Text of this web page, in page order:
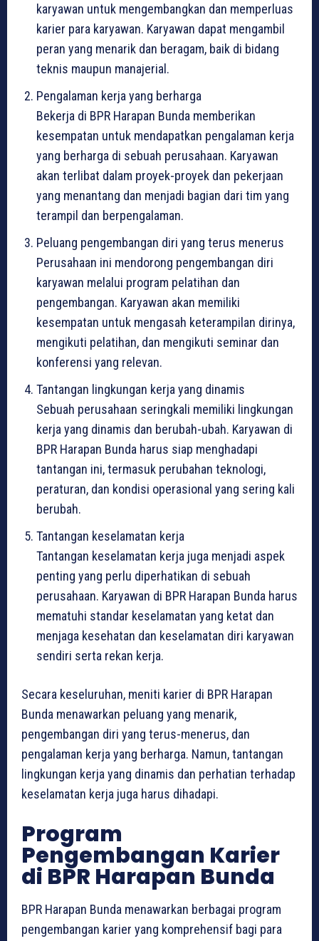
karyawan untuk mengembangkan dan memperluas
karier para karyawan. Karyawan dapat mengambil
peran yang menarik dan beragam, baik di bidang
teknis maupun manajerial.
Pengalaman kerja yang berharga
Bekerja di BPR Harapan Bunda memberikan
kesempatan untuk mendapatkan pengalaman kerja
yang berharga di sebuah perusahaan. Karyawan
akan terlibat dalam proyek-proyek dan pekerjaan
yang menantang dan menjadi bagian dari tim yang
terampil dan berpengalaman.
Peluang pengembangan diri yang terus menerus
Perusahaan ini mendorong pengembangan diri
karyawan melalui program pelatihan dan
pengembangan. Karyawan akan memiliki
kesempatan untuk mengasah keterampilan dirinya,
mengikuti pelatihan, dan mengikuti seminar dan
konferensi yang relevan.
Tantangan lingkungan kerja yang dinamis
Sebuah perusahaan seringkali memiliki lingkungan
kerja yang dinamis dan berubah-ubah. Karyawan di
BPR Harapan Bunda harus siap menghadapi
tantangan ini, termasuk perubahan teknologi,
peraturan, dan kondisi operasional yang sering kali
berubah.
Tantangan keselamatan kerja
Tantangan keselamatan kerja juga menjadi aspek
penting yang perlu diperhatikan di sebuah
perusahaan. Karyawan di BPR Harapan Bunda harus
mematuhi standar keselamatan yang ketat dan
menjaga kesehatan dan keselamatan diri karyawan
sendiri serta rekan kerja.
Secara keseluruhan, meniti karier di BPR Harapan
Bunda menawarkan peluang yang menarik,
pengembangan diri yang terus-menerus, dan
pengalaman kerja yang berharga. Namun, tantangan
lingkungan kerja yang dinamis dan perhatian terhadap
keselamatan kerja juga harus dihadapi.
Program
Pengembangan Karier
di BPR Harapan Bunda
BPR Harapan Bunda menawarkan berbagai program
pengembangan karier yang komprehensif bagi para